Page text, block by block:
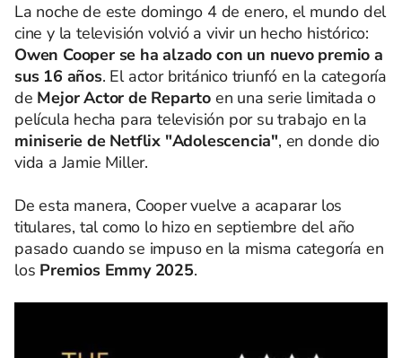
La noche de este domingo 4 de enero, el mundo del
cine y la televisión volvió a vivir un hecho histórico:
Owen Cooper se ha alzado con un nuevo premio a
sus 16 años. El actor británico triunfó en la categoría
de Mejor Actor de Reparto en una serie limitada o
película hecha para televisión por su trabajo en la
miniserie de Netflix "Adolescencia", en donde dio
vida a Jamie Miller.
De esta manera, Cooper vuelve a acaparar los
titulares, tal como lo hizo en septiembre del año
pasado cuando se impuso en la misma categoría en
los Premios Emmy 2025.